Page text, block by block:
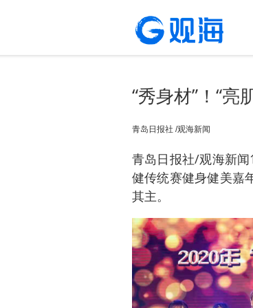
“秀身材”！“亮
青岛日报社 /观海新闻
青岛日报社/观海新
健传统赛健身健美嘉
其主。